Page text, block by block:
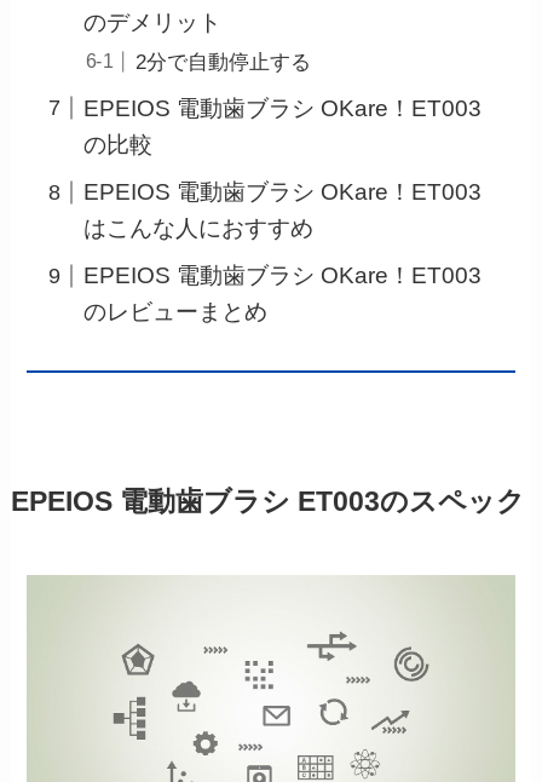
のデメリット
2分で自動停止する
EPEIOS 電動歯ブラシ OKare！ET003
の比較
EPEIOS 電動歯ブラシ OKare！ET003
はこんな人におすすめ
EPEIOS 電動歯ブラシ OKare！ET003
のレビューまとめ
EPEIOS 電動歯ブラシ ET003のスペック